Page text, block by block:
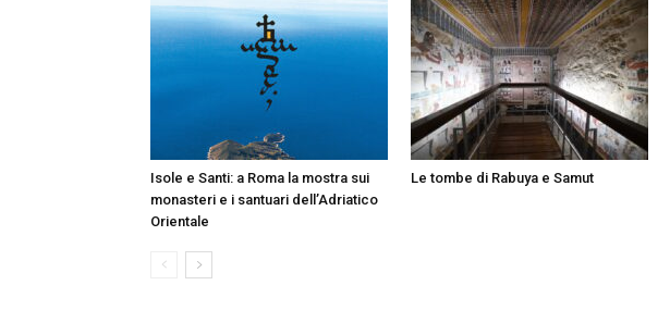
Isole e Santi: a Roma la mostra sui
monasteri e i santuari dell’Adriatico
Orientale
Le tombe di Rabuya e Samut